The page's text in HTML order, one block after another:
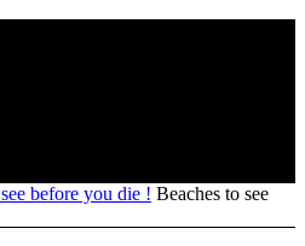
Beaches to see